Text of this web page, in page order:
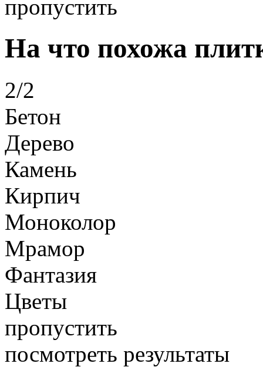
пропустить
На что похожа
2/2
Бетон
Дерево
Камень
Кирпич
Моноколор
Мрамор
Фантазия
Цветы
пропустить
посмотреть результаты